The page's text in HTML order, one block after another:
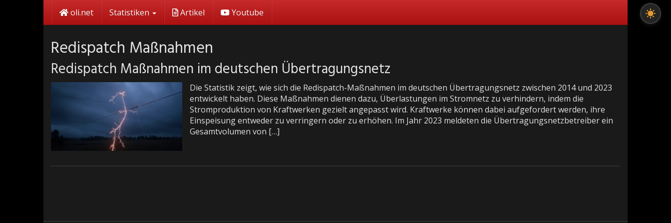
oli.net Statistiken Artikel Youtube
Redispatch Maßnahmen
Redispatch Maßnahmen im deutschen Übertragungsnetz
Die Statistik zeigt, wie sich die Redispatch-Maßnahmen im deutschen Übertragungsnetz zwischen 2014 und 2023
entwickelt haben. Diese Maßnahmen dienen dazu, Überlastungen im Stromnetz zu verhindern, indem die
Stromproduktion von Kraftwerken gezielt angepasst wird. Kraftwerke können dabei aufgefordert werden, ihre
Einspeisung entweder zu verringern oder zu erhöhen. Im Jahr 2023 meldeten die Übertragungsnetzbetreiber ein
Gesamtvolumen von […]